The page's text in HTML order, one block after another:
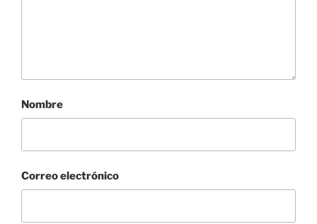
Nombre
Correo electrónico